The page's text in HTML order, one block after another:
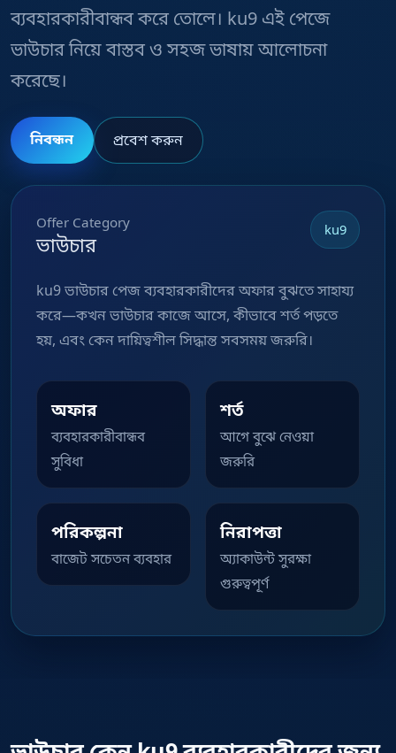
ব্যবহারকারীবান্ধব করে তোলে। ku9 এই পেজে
ভাউচার নিয়ে বাস্তব ও সহজ ভাষায় আলোচনা
করেছে।
নিবন্ধন প্রবেশ করুন
Offer Category
ভাউচার
ku9
ku9 ভাউচার পেজ ব্যবহারকারীদের অফার বুঝতে সাহায্য
করে—কখন ভাউচার কাজে আসে, কীভাবে শর্ত পড়তে
হয়, এবং কেন দায়িত্বশীল সিদ্ধান্ত সবসময় জরুরি।
অফার
ব্যবহারকারীবান্ধব
সুবিধা
শর্ত
আগে বুঝে নেওয়া
জরুরি
পরিকল্পনা
বাজেট সচেতন ব্যবহার
নিরাপত্তা
অ্যাকাউন্ট সুরক্ষা
গুরুত্বপূর্ণ